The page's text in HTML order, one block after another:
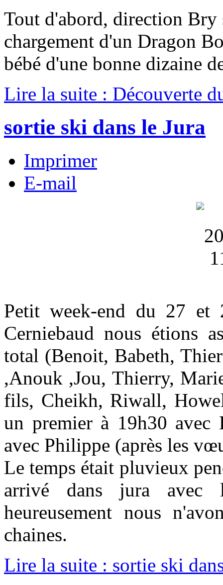
Tout d'abord, direction Bry
chargement d'un Dragon
bébé d'une bonne dizaine
Lire la suite : Découverte
sortie ski dans le Jura
Imprimer
E-mail
Petit week-end du 27
Cerniebaud nous étions
total (Benoit, Babeth,
,Anouk ,Jou, Thierry,
fils, Cheikh, Riwall,
un premier à 19h30 avec
avec Philippe (après les
Le temps était pluvieux
arrivé dans jura
heureusement nous
chaines.
Lire la suite : sortie ski